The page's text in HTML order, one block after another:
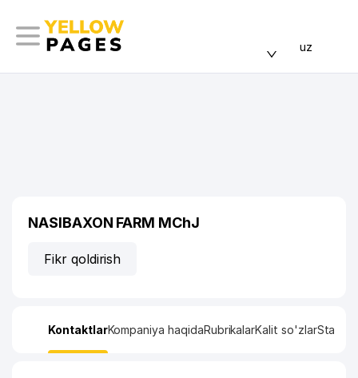
uz
NASIBAXON FARM MChJ
Fikr qoldirish
KontaktlarKompaniya haqidaRubrikalarKalit so'zlar